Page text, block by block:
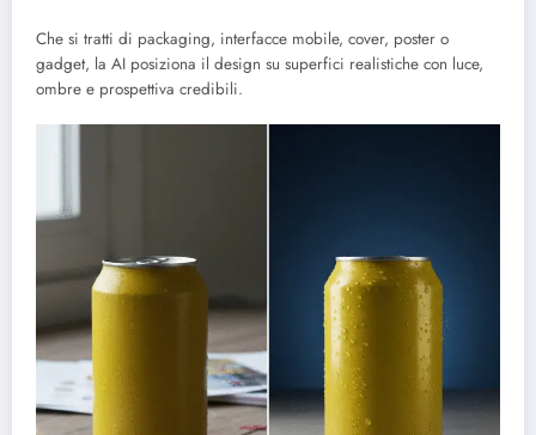
Che si tratti di packaging, interfacce mobile, cover, poster o
gadget, la AI posiziona il design su superfici realistiche con luce,
ombre e prospettiva credibili.